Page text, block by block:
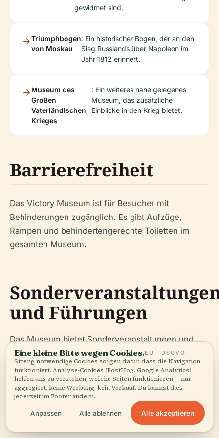
gewidmet sind.
Triumphbogen
von Moskau
: Ein historischer Bogen, der an den
Sieg Russlands über Napoleon im
Jahr 1812 erinnert.
Museum des
Großen
Vaterländischen
Krieges
: Ein weiteres nahe gelegenes
Museum, das zusätzliche
Einblicke in den Krieg bietet.
Barrierefreiheit
Das Victory Museum ist für Besucher mit
Behinderungen zugänglich. Es gibt Aufzüge,
Rampen und behindertengerechte Toiletten im
gesamten Museum.
und Führungen
Das Museum bietet Sonderveranstaltungen und
Führungen, die tiefere Einblicke in die
Ausstellungen geben. Diese Touren können im
Voraus gebucht werden und sind in mehreren
Sprachen verfügbar. Die besten Fotospots sind die
Halle des Ruhms und die Panoramablicke vom
Eine kleine Bitte wegen Cookies.EU · DSGVO
Streng notwendige Cookies sorgen dafür, dass die Navigation
funktioniert. Analyse-Cookies (PostHog, Google Analytics)
helfen uns zu verstehen, welche Seiten funktionieren — nur
aggregiert, keine Werbung, kein Verkauf. Du kannst dies
jederzeit im Footer ändern.
Anpassen Alle ablehnen Alle akzeptieren